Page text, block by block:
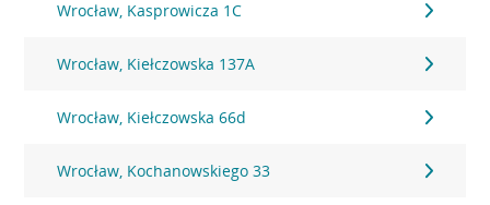
Wrocław, Kasprowicza 1C
Wrocław, Kiełczowska 137A
Wrocław, Kiełczowska 66d
Wrocław, Kochanowskiego 33